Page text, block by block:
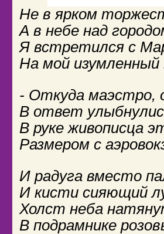
Не в ярком
А в небе над
Я встретился с
На мой изумленный
- Откуда маэстро,
В ответ
В руке живописца
Размером с
И радуга вместо
И кисти сияющий
Холст неба
В подрамнике